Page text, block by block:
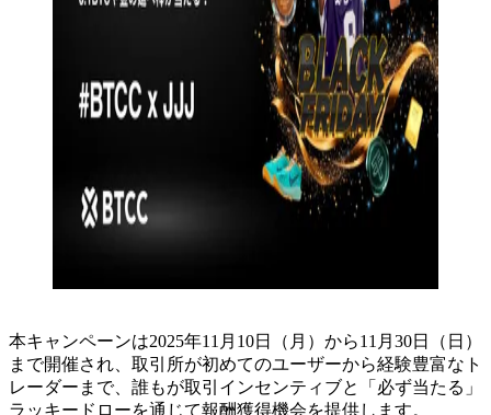
本キャンペーンは2025年11月10日（月）から11月30日（日）
まで開催され、取引所が初めてのユーザーから経験豊富なト
レーダーまで、誰もが取引インセンティブと「必ず当たる」
ラッキードローを通じて報酬獲得機会を提供します。